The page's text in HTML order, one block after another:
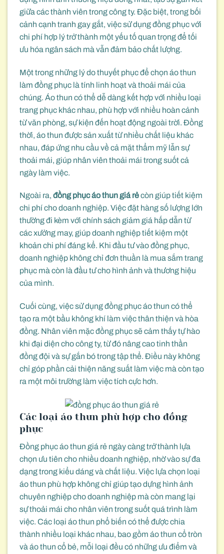
giữa các thành viên trong công ty. Đặc biệt, trong bối
cảnh cạnh tranh gay gắt, việc sử dụng đồng phục với
chi phí hợp lý trở thành một yếu tố quan trọng để tối
ưu hóa ngân sách mà vẫn đảm bảo chất lượng.
Một trong những lý do thuyết phục để chọn áo thun
làm đồng phục là tính linh hoạt và thoải mái của
chúng. Áo thun có thể dễ dàng kết hợp với nhiều loại
trang phục khác nhau, phù hợp với nhiều hoàn cảnh
từ văn phòng, sự kiện đến hoạt động ngoài trời. Đồng
thời, áo thun được sản xuất từ nhiều chất liệu khác
nhau, đáp ứng nhu cầu về cả mặt thẩm mỹ lẫn sự
thoải mái, giúp nhân viên thoải mái trong suốt cả
ngày làm việc.
Ngoài ra, đồng phục áo thun giá rẻcòn giúp tiết kiệm
chi phí cho doanh nghiệp. Việc đặt hàng số lượng lớn
thường đi kèm với chính sách giảm giá hấp dẫn từ
các xưởng may, giúp doanh nghiệp tiết kiệm một
khoản chi phí đáng kể. Khi đầu tư vào đồng phục,
doanh nghiệp không chỉ đơn thuần là mua sắm trang
phục mà còn là đầu tư cho hình ảnh và thương hiệu
của mình.
Cuối cùng, việc sử dụng đồng phục áo thun có thể
tạo ra một bầu không khí làm việc thân thiện và hòa
đồng. Nhân viên mặc đồng phục sẽ cảm thấy tự hào
khi đại diện cho công ty, từ đó nâng cao tinh thần
đồng đội và sự gắn bó trong tập thể. Điều này không
chỉ góp phần cải thiện năng suất làm việc mà còn tạo
ra một môi trường làm việc tích cực hơn.
Các loại áo thun phù hợp cho đồng
phục
Đồng phục áo thun giá rẻ ngày càng trở thành lựa
chọn ưu tiên cho nhiều doanh nghiệp, nhờ vào sự đa
dạng trong kiểu dáng và chất liệu. Việc lựa chọn loại
áo thun phù hợp không chỉ giúp tạo dựng hình ảnh
chuyên nghiệp cho doanh nghiệp mà còn mang lại
sự thoải mái cho nhân viên trong suốt quá trình làm
việc. Các loại áo thun phổ biến có thể được chia
thành nhiều loại khác nhau, bao gồm áo thun cổ tròn
và áo thun cổ bẻ, mỗi loại đều có những ưu điểm và